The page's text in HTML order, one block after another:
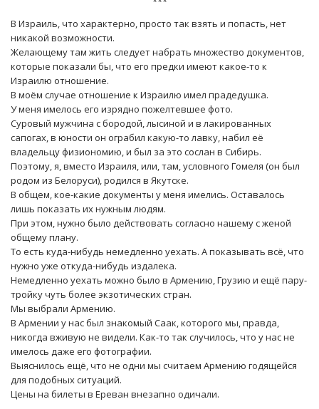
В Израиль, что характерно, просто так взять и попасть, нет
никакой возможности.
Желающему там жить следует набрать множество документов,
которые показали бы, что его предки имеют какое-то к
Израилю отношение.
В моём случае отношение к Израилю имел прадедушка.
У меня имелось его изрядно пожелтевшее фото.
Суровый мужчина с бородой, лысиной и в лакированных
сапогах, в юности он ограбил какую-то лавку, набил её
владельцу физиономию, и был за это сослан в Сибирь.
Поэтому, я, вместо Израиля, или, там, условного Гомеля (он был
родом из Белоруси), родился в Якутске.
В общем, кое-какие документы у меня имелись. Оставалось
лишь показать их нужным людям.
При этом, нужно было действовать согласно нашему с женой
общему плану.
То есть куда-нибудь немедленно уехать. А показывать всё, что
нужно уже откуда-нибудь издалека.
Немедленно уехать можно было в Армению, Грузию и ещё пару-
тройку чуть более экзотических стран.
Мы выбрали Армению.
В Армении у нас был знакомый Саак, которого мы, правда,
никогда вживую не видели. Как-то так случилось, что у нас не
имелось даже его фотографии.
Выяснилось ещё, что не одни мы считаем Армению годящейся
для подобных ситуаций.
Цены на билеты в Ереван внезапно одичали.